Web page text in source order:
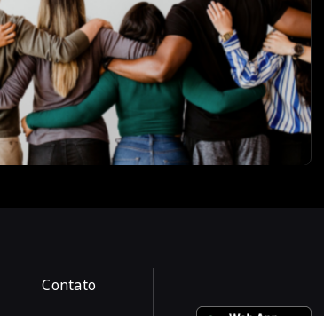
Contato